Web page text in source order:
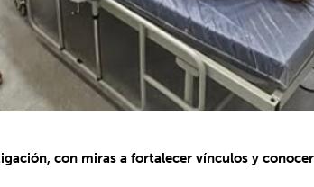
con miras a fortalecer vínculos y